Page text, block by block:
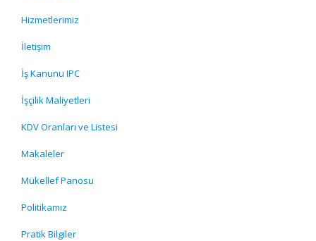
Hizmetlerimiz
İletişim
İş Kanunu IPC
İşçilik Maliyetleri
KDV Oranları ve Listesi
Makaleler
Mükellef Panosu
Politikamız
Pratik Bilgiler